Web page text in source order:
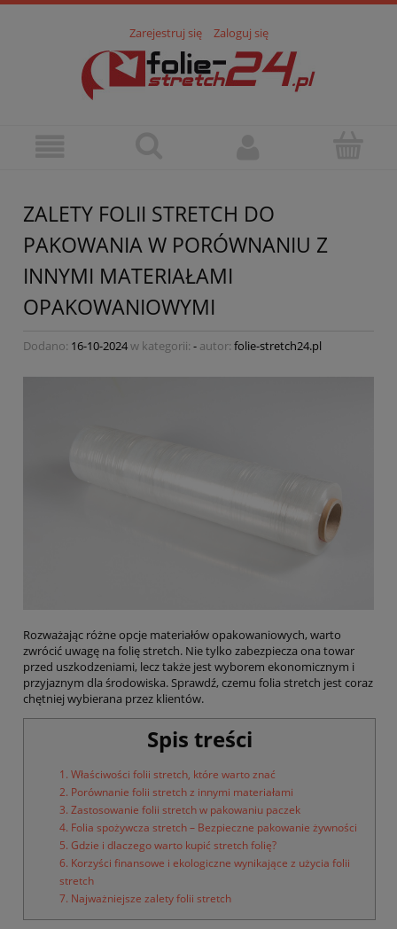
Zarejestruj się Zaloguj się
ZALETY FOLII STRETCH DO
PAKOWANIA W PORÓWNANIU Z
INNYMI MATERIAŁAMI
OPAKOWANIOWYMI
Dodano: 16-10-2024w kategorii: - autor: folie-stretch24.pl
Rozważając różne opcje materiałów opakowaniowych, warto
zwrócić uwagę na folię stretch. Nie tylko zabezpiecza ona towar
przed uszkodzeniami, lecz także jest wyborem ekonomicznym i
przyjaznym dla środowiska. Sprawdź, czemu folia stretch jest coraz
chętniej wybierana przez klientów.
Spis treści
1. Właściwości folii stretch, które warto znać
2. Porównanie folii stretch z innymi materiałami
3. Zastosowanie folii stretch w pakowaniu paczek
4. Folia spożywcza stretch – Bezpieczne pakowanie żywności
5. Gdzie i dlaczego warto kupić stretch folię?
6. Korzyści finansowe i ekologiczne wynikające z użycia folii
stretch
7. Najważniejsze zalety folii stretch